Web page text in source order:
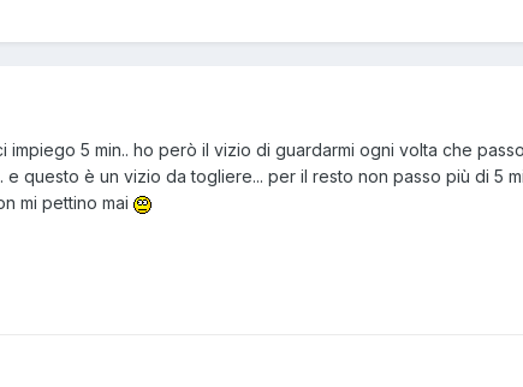
impiego 5 min.. ho però il vizio di guardarmi ogni volta che
e questo è un vizio da togliere... per il resto non passo più di 5
mi pettino mai